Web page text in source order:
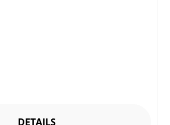
DETAILS